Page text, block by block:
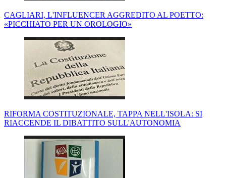
CAGLIARI, L'INFLUENCER AGGREDITO AL POETTO:
«PICCHIATO PER UN OROLOGIO»
RIFORMA COSTITUZIONALE, TAPPA NELL'ISOLA: SI
RIACCENDE IL DIBATTITO SULL'AUTONOMIA